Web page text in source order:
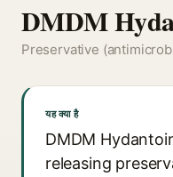
DMDM
Preservative
यह क्या है
DMDM
releasing